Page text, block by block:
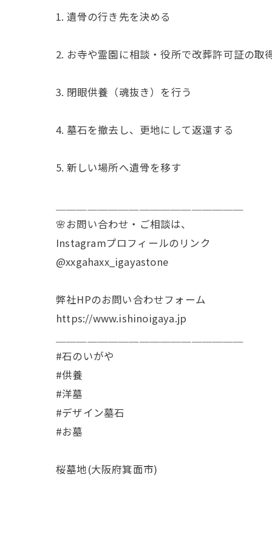
1. 遺骨の行き先を決める
2. お寺や霊園に相談・役所で改葬許可証の取
3. 閉眼供養（魂抜き）を行う
4. 墓石を撤去し、更地にして返還する
5. 新しい場所へ遺骨を移す
🌸お問い合わせ・ご相談は、
Instagramプロフィールのリンク
@xxgahaxx_igayastone
弊社HPのお問い合わせフォーム
https://www.ishinoigaya.jp
#石のいがや
#供養
#洋墓
#デザイン墓石
#お墓
桜墓地(大阪府箕面市)